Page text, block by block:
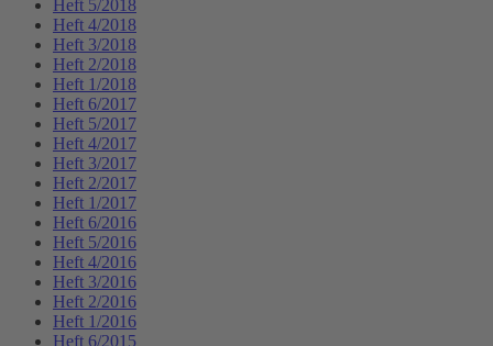
Heft 5/2018
Heft 4/2018
Heft 3/2018
Heft 2/2018
Heft 1/2018
Heft 6/2017
Heft 5/2017
Heft 4/2017
Heft 3/2017
Heft 2/2017
Heft 1/2017
Heft 6/2016
Heft 5/2016
Heft 4/2016
Heft 3/2016
Heft 2/2016
Heft 1/2016
Heft 6/2015